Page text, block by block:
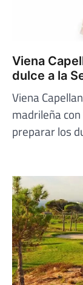
Viena
dulce a la
Viena
madrileña
preparar los